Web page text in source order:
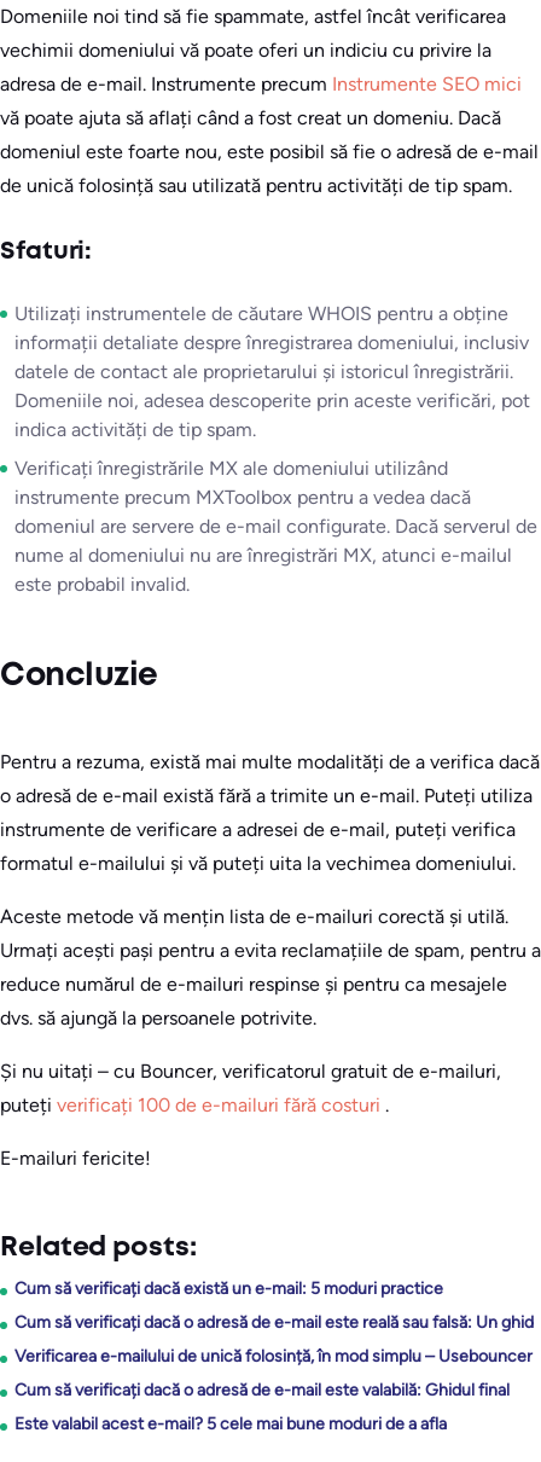
Domeniile noi tind să fie spammate, astfel încât verificarea
vechimii domeniului vă poate oferi un indiciu cu privire la
adresa de e-mail. Instrumente precum Instrumente SEO mici
vă poate ajuta să aflați când a fost creat un domeniu. Dacă
domeniul este foarte nou, este posibil să fie o adresă de e-mail
de unică folosință sau utilizată pentru activități de tip spam.
Sfaturi:
Utilizați instrumentele de căutare WHOIS pentru a obține
informații detaliate despre înregistrarea domeniului, inclusiv
datele de contact ale proprietarului și istoricul înregistrării.
Domeniile noi, adesea descoperite prin aceste verificări, pot
indica activități de tip spam.
Verificați înregistrările MX ale domeniului utilizând
instrumente precum MXToolbox pentru a vedea dacă
domeniul are servere de e-mail configurate. Dacă serverul de
nume al domeniului nu are înregistrări MX, atunci e-mailul
este probabil invalid.
Concluzie
Pentru a rezuma, există mai multe modalități de a verifica dacă
o adresă de e-mail există fără a trimite un e-mail. Puteți utiliza
instrumente de verificare a adresei de e-mail, puteți verifica
formatul e-mailului și vă puteți uita la vechimea domeniului.
Aceste metode vă mențin lista de e-mailuri corectă și utilă.
Urmați acești pași pentru a evita reclamațiile de spam, pentru a
reduce numărul de e-mailuri respinse și pentru ca mesajele
dvs. să ajungă la persoanele potrivite.
Și nu uitați – cu Bouncer, verificatorul gratuit de e-mailuri,
puteți verificați 100 de e-mailuri fără costuri .
E-mailuri fericite!
Related posts:
Cum să verificați dacă există un e-mail: 5 moduri practice
Cum să verificați dacă o adresă de e-mail este reală sau falsă: Un ghid
Verificarea e-mailului de unică folosință, în mod simplu – Usebouncer
Cum să verificați dacă o adresă de e-mail este valabilă: Ghidul final
Este valabil acest e-mail? 5 cele mai bune moduri de a afla